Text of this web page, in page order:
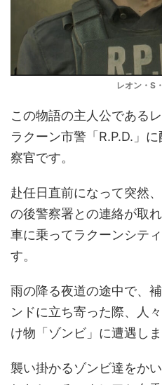
レオン・S
この物語の主人公である
ラクーン市警「R.P.D.」
察官です。
赴任日直前になって突然
の後警察署との連絡が取
車に乗ってラクーンシテ
す。
雨の降る夜道の途中で、
ンドに立ち寄った際、人
け物「ゾンビ」に遭遇しま
襲い掛かるゾンビ達をか